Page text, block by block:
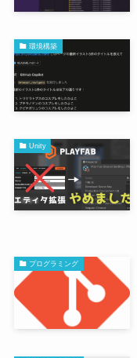
環境構築
Unity
プログラミング